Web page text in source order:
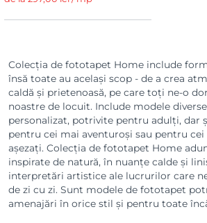
Colecția de fototapet Home include
însă toate au același scop - de a crea
caldă și prietenoasă, pe care toți ne-o
noastre de locuit. Include modele
personalizat, potrivite pentru adulți, dar
pentru cei mai aventuroși sau pentru
așezați. Colecția de fototapet Home
inspirate de natură, în nuanțe calde și
interpretări artistice ale lucrurilor care
de zi cu zi. Sunt modele de fototapet
amenajări în orice stil și pentru toate